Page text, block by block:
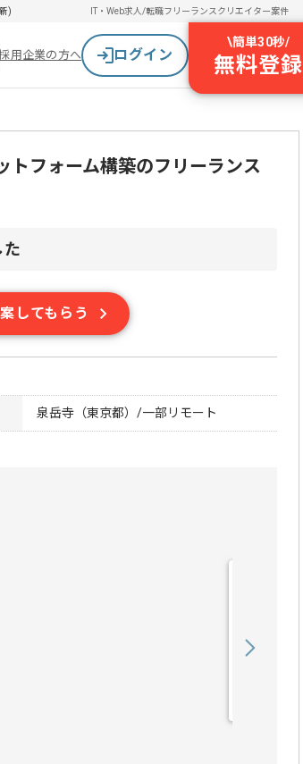
) IT・Web求人/転職フリーランスクリエイター案件
用企業の方へ ログイン
\簡単30秒/
無料登録
トフォーム構築のフリーランス
してもらう
泉岳寺（東京都）/一部リモート
案件